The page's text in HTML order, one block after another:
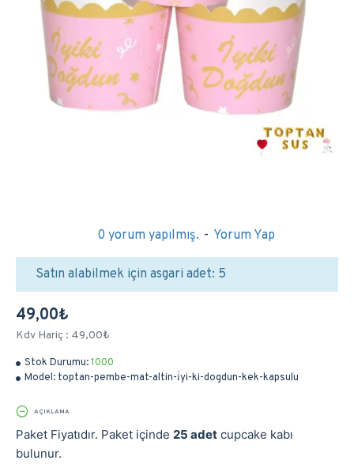
Stok Durumu:1000
Model: toptan-pembe-mat-altin-i̇yi-ki-dogdun-kek-kapsulu
0 yorum yapılmış. - Yorum Yap
49,00₺
Kdv Hariç : 49,00₺
Satın alabilmek için asgari adet: 5
AÇIKLAMA
Paket Fiyatıdır. Paket içinde 25 adet cupcake kabı
bulunur.